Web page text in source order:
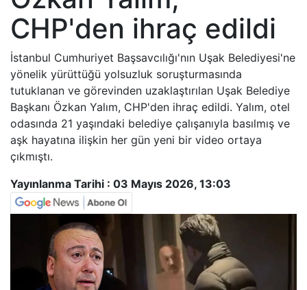
CHP'den ihraç edildi
İstanbul Cumhuriyet Başsavcılığı'nın Uşak Belediyesi'ne
yönelik yürüttüğü yolsuzluk soruşturmasında
tutuklanan ve görevinden uzaklaştırılan Uşak Belediye
Başkanı Özkan Yalım, CHP'den ihraç edildi. Yalım, otel
odasında 21 yaşındaki belediye çalışanıyla basılmış ve
aşk hayatına ilişkin her gün yeni bir video ortaya
çıkmıştı.
Yayınlanma Tarihi : 03 Mayıs 2026, 13:03